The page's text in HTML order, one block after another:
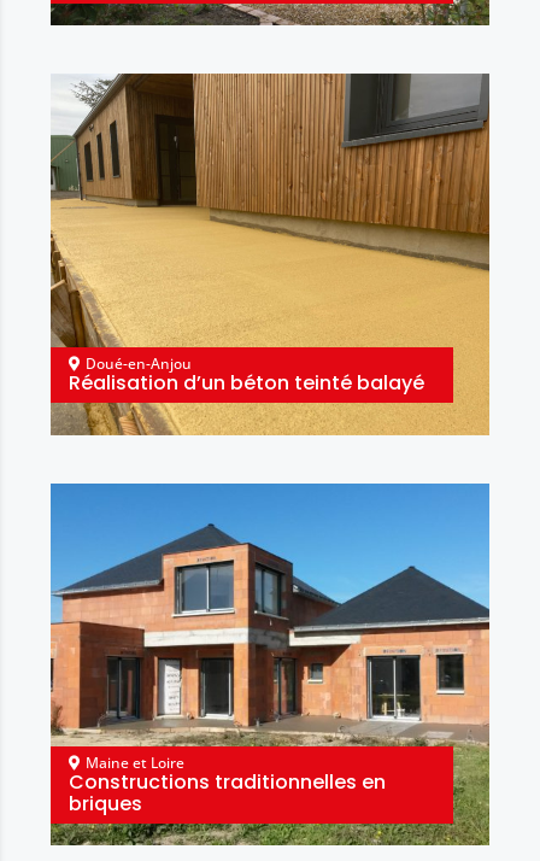
Doué-en-Anjou
Réalisation d’un béton teinté balayé
Maine et Loire
Constructions traditionnelles en
briques